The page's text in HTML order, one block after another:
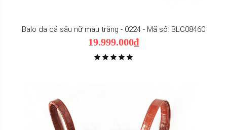
Balo da cá sấu nữ màu trắng - 0224 - Mã số: BLC08460
19.999.000₫